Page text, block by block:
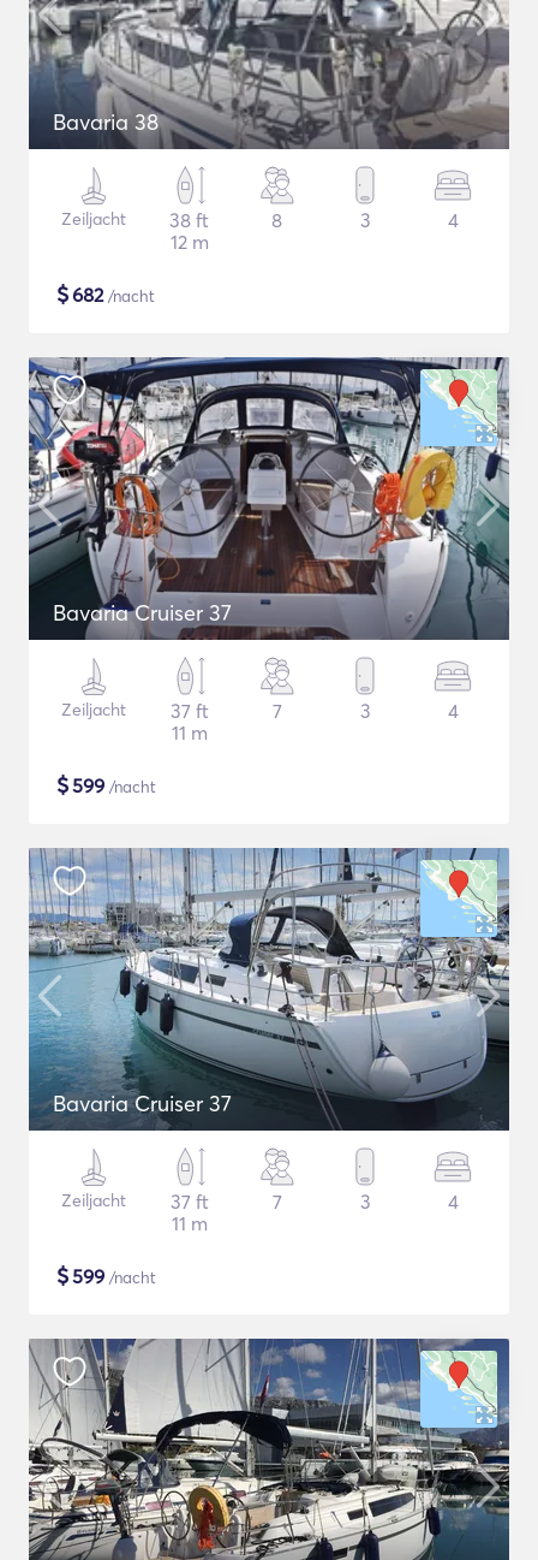
Bavaria 38
Zeiljacht
38 ft
12 m
8 3 4
$682/nacht
Bavaria Cruiser 37
Zeiljacht
37 ft
11 m
7 3 4
$599 /nacht
Bavaria Cruiser 37
Zeiljacht
37 ft
11 m
7 3 4
$599 /nacht